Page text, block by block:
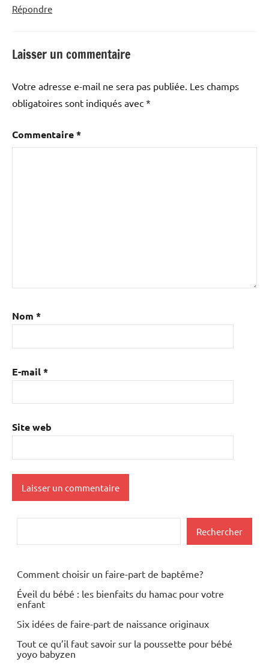
Répondre
Laisser un commentaire
Votre adresse e-mail ne sera pas publiée. Les champs
obligatoires sont indiqués avec *
Commentaire*
Nom *
E-mail*
Site web
Rechercher
Comment choisir un faire-part de baptême?
Éveil du bébé : les bienfaits du hamac pour votre
enfant
Six idées de faire-part de naissance originaux
Tout ce qu’il faut savoir sur la poussette pour bébé
yoyo babyzen